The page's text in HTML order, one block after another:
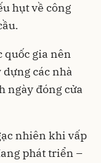
hụt về công
quốc gia nên
các nhà
ngày đóng cửa
nhiên khi vấp
phát triển –